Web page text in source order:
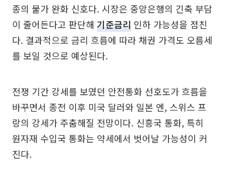
종의 물가 완화 신호다. 시장은 중앙은행의 긴축 부담
이 줄어든다고 판단해 기준금리 인하 가능성을 점친
다. 결과적으로 금리 흐름에 따라 채권 가격도 오름세
를 보일 것으로 예상된다.
전쟁 기간 강세를 보였던 안전통화 선호도가 흐름을
바꾸면서 종전 이후 미국 달러와 일본 엔, 스위스 프
랑의 강세가 주춤해질 전망이다. 신흥국 통화, 특히
원자재 수입국 통화는 약세에서 벗어날 가능성이 커
진다.